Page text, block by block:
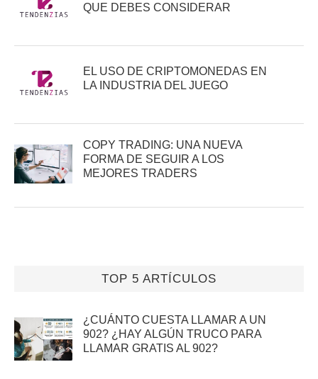
QUE DEBES CONSIDERAR
EL USO DE CRIPTOMONEDAS EN
LA INDUSTRIA DEL JUEGO
COPY TRADING: UNA NUEVA
FORMA DE SEGUIR A LOS
MEJORES TRADERS
TOP 5 ARTÍCULOS
¿CUÁNTO CUESTA LLAMAR A UN
902? ¿HAY ALGÚN TRUCO PARA
LLAMAR GRATIS AL 902?